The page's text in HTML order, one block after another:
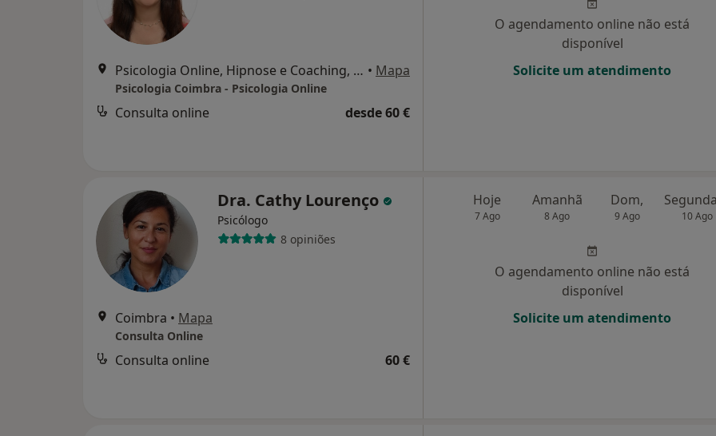
Psicologia Online, Hipnose e Coaching, Coimbra • Mapa
Psicologia Coimbra - Psicologia Online
Consulta online desde 60 €
O agendamento online não está
disponível
Solicite um atendimento
Dra. Cathy Lourenço
Psicólogo
8 opiniões
Coimbra • Mapa
Consulta Online
Consulta online 60 €
Hoje
7 Ago
Amanhã
8 Ago
Dom,
9 Ago 10 Ago
O agendamento online não está
disponível
Solicite um atendimento